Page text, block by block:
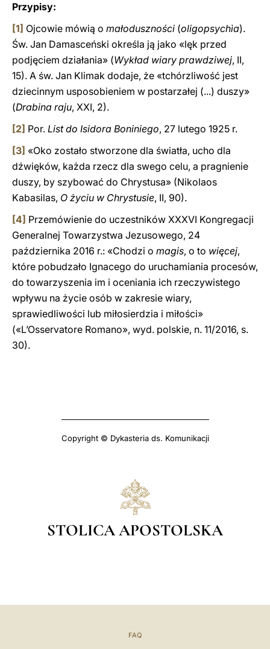
Przypisy:
[1] Ojcowie mówią o małoduszności (oligopsychìa).
Św. Jan Damasceński określa ją jako «lęk przed
podjęciem działania» (Wykład wiary prawdziwej, II,
15). A św. Jan Klimak dodaje, że «tchórzliwość jest
dziecinnym usposobieniem w postarzałej (...) duszy»
(Drabina raju, XXI, 2).
[2] Por. List do Isidora Boniniego, 27 lutego 1925 r.
[3] «Oko zostało stworzone dla światła, ucho dla
dźwięków, każda rzecz dla swego celu, a pragnienie
duszy, by szybować do Chrystusa» (Nikolaos
Kabasilas, O życiu w Chrystusie, II, 90).
[4] Przemówienie do uczestników XXXVI Kongregacji
Generalnej Towarzystwa Jezusowego, 24
października 2016 r.: «Chodzi o magis, o to więcej,
które pobudzało Ignacego do uruchamiania procesów,
do towarzyszenia im i oceniania ich rzeczywistego
wpływu na życie osób w zakresie wiary,
sprawiedliwości lub miłosierdzia i miłości»
(«L’Osservatore Romano», wyd. polskie, n. 11/2016, s.
30).
Copyright © Dykasteria ds. Komunikacji
STOLICA APOSTOLSKA
FAQ